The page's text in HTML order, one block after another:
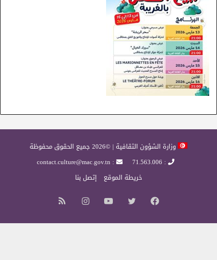
وزارة الشؤون الثقافية | ©2026 جميع الحقوق محفوظة
: 71.563.006
: contact.culture@mac.gov.tn
خريطة الموقع
إتصل بنا
فيسبوك تويتر يوتيوب انستقرام
الموقع